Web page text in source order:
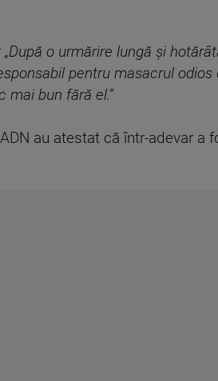
„După o urmărire lungă și
pentru masacrul
mai bun fără el.”
au atestat că într-adevar a